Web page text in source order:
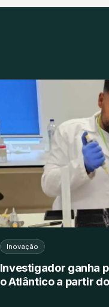
Inovação
Investigador ganha
o Atlântico a partir